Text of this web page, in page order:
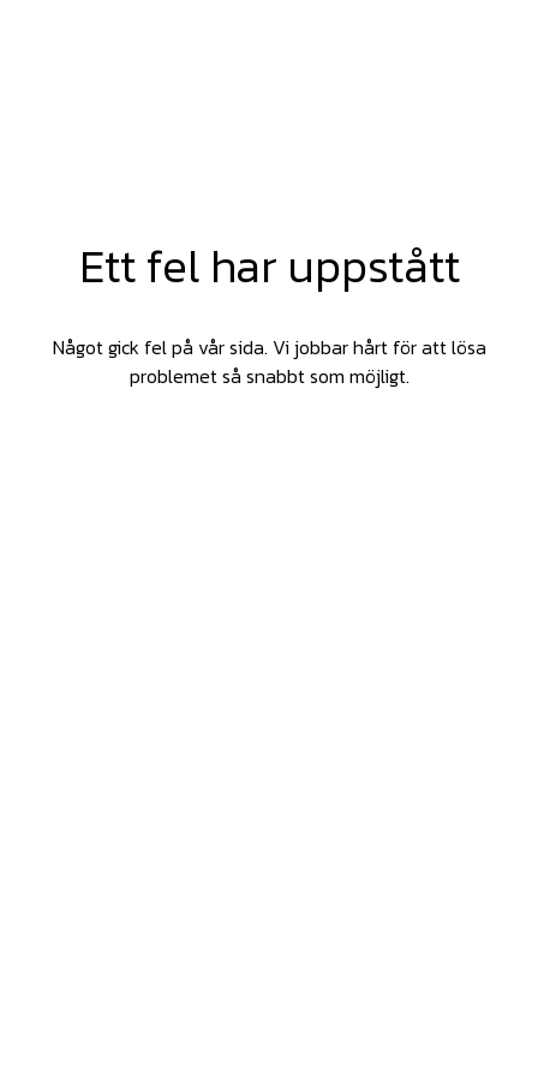
Ett fel har uppstått
Något gick fel på vår sida. Vi jobbar hårt för att lösa
problemet så snabbt som möjligt.